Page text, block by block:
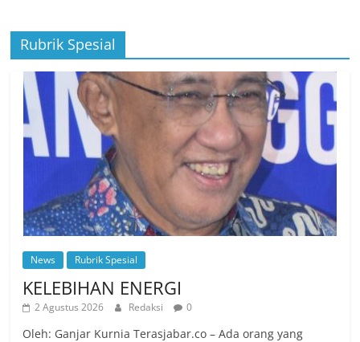
Rubrik Spesial
News Rubrik Spesial
KELEBIHAN ENERGI
2 Agustus 2026 Redaksi 0
Oleh: Ganjar Kurnia Terasjabar.co – Ada orang yang